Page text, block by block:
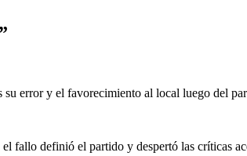
su error y el favorecimiento al local luego del
fallo definió el partido y despertó las críticas